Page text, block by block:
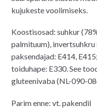
kujukeste voolimiseks.
Koostisosad: suhkur
palmituum), invertsuhkru
paksendajad: E414,
toiduhape: E330. See
gluteenivaba (NL-090-
Parim enne: vt. pakendil